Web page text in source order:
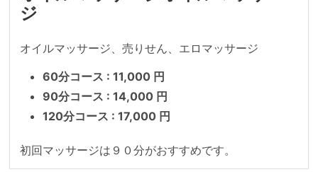
ジ
オイルマッサージ、売りせん、エロマッサージ
60分コース : 11,000 円
90分コース : 14,000 円
120分コース : 17,000 円
初回マッサージは９０分がおすすめです。